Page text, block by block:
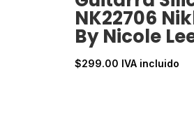
NK22706
By Nicole
$299.00 IVA incluido